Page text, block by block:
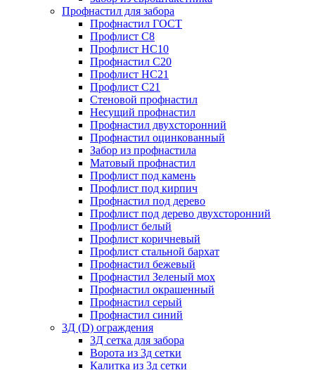
Профнастил для забора
Профнастил ГОСТ
Профлист С8
Профлист НС10
Профнастил С20
Профлист НС21
Профлист С21
Стеновой профнастил
Несущий профнастил
Профнастил двухсторонний
Профнастил оцинкованный
Забор из профнастила
Матовый профнастил
Профлист под камень
Профлист под кирпич
Профнастил под дерево
Профлист под дерево двухсторонний
Профлист белый
Профлист коричневый
Профлист стальной бархат
Профнастил бежевый
Профнастил Зеленый мох
Профнастил окрашенный
Профнастил серый
Профнастил синий
3Д (D) ограждения
3Д сетка для забора
Ворота из 3д сетки
Калитка из 3д сетки